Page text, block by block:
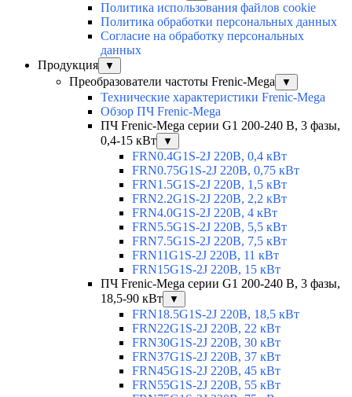
Политика использования файлов cookie
Политика обработки персональных данных
Согласие на обработку персональных
данных
Продукция
▼
Преобразователи частоты Frenic-Mega ▼
Технические характеристики Frenic-Mega
Обзор ПЧ Frenic-Mega
ПЧ Frenic-Mega серии G1 200-240 В, 3 фазы,
0,4-15 кВт
▼
FRN0.4G1S-2J 220В, 0,4 кВт
FRN0.75G1S-2J 220В, 0,75 кВт
FRN1.5G1S-2J 220В, 1,5 кВт
FRN2.2G1S-2J 220В, 2,2 кВт
FRN4.0G1S-2J 220В, 4 кВт
FRN5.5G1S-2J 220В, 5,5 кВт
FRN7.5G1S-2J 220В, 7,5 кВт
FRN11G1S-2J 220В, 11 кВт
FRN15G1S-2J 220В, 15 кВт
ПЧ Frenic-Mega серии G1 200-240 В, 3 фазы,
18,5-90 кВт
▼
FRN18.5G1S-2J 220В, 18,5 кВт
FRN22G1S-2J 220В, 22 кВт
FRN30G1S-2J 220В, 30 кВт
FRN37G1S-2J 220В, 37 кВт
FRN45G1S-2J 220В, 45 кВт
FRN55G1S-2J 220В, 55 кВт